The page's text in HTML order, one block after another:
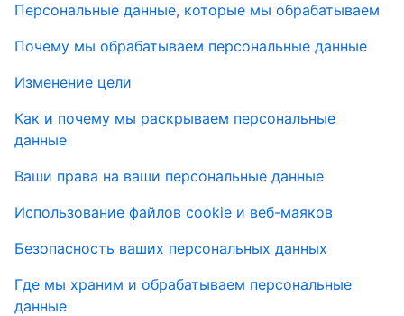
Персональные данные, которые мы обрабатываем
Почему мы обрабатываем персональные данные
Изменение цели
Как и почему мы раскрываем персональные
данные
Ваши права на ваши персональные данные
Использование файлов cookie и веб-маяков
Безопасность ваших персональных данных
Где мы храним и обрабатываем персональные
данные